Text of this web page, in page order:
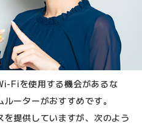
Fiを使用する機会があるな
ーターがおすすめです。
提供していますが、次のよう